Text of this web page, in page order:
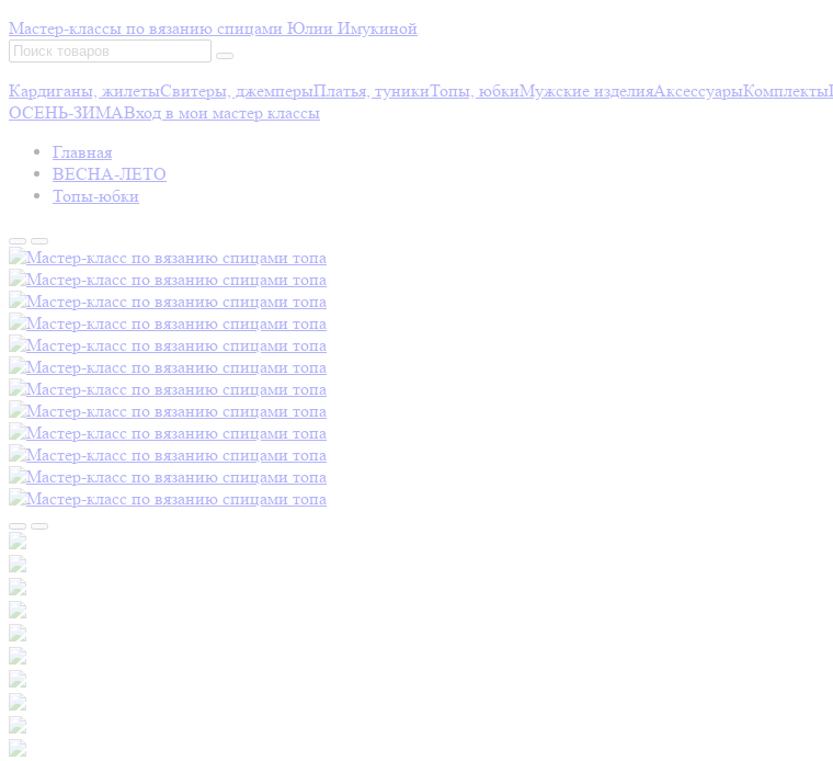
Мастер-классы по вязанию спицами Юлии Имукиной
Кардиганы, жилетыСвитеры, джемперыПлатья, туникиТопы, юбкиМужские изделияАксессуарыКомплекты
ОСЕНЬ-ЗИМАВход в мои мастер классы
Главная
ВЕСНА-ЛЕТО
Топы-юбки